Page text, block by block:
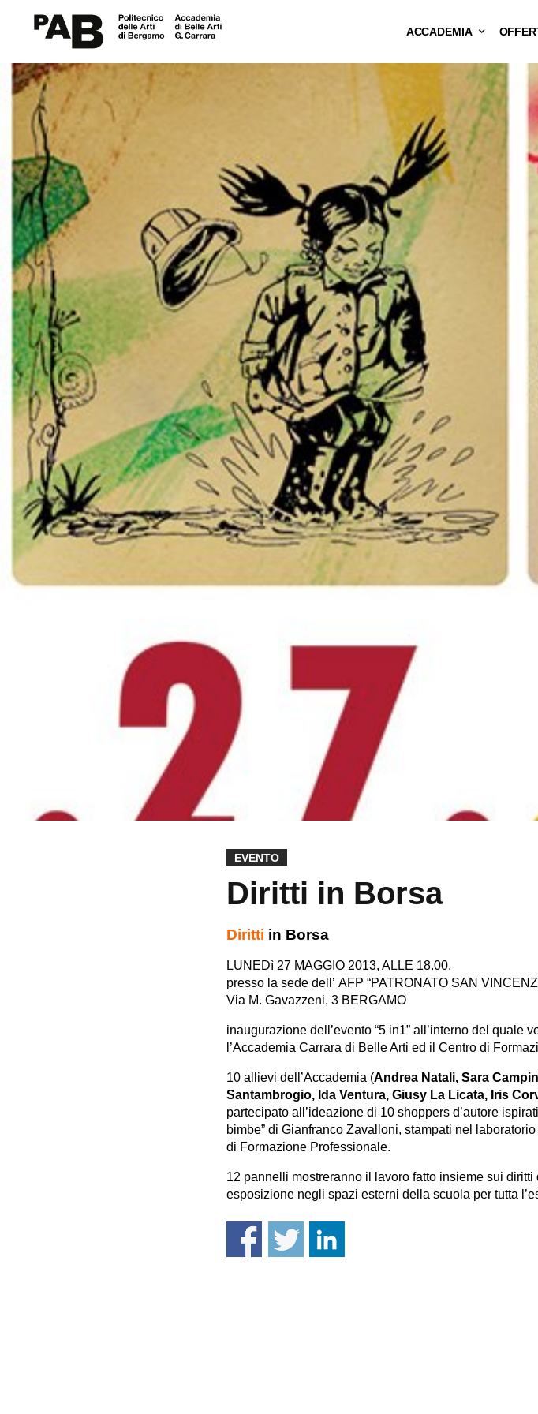
ACCADEMIA
EVENTO
Diritti in Borsa
Diritti in Borsa
LUNEDì 27 MAGGIO 2013, ALLE 18.00,
presso la sede dell’ AFP “PATRONATO SAN
Via M. Gavazzeni, 3 BERGAMO
inaugurazione dell’evento “5 in1” all’interno del quale
l’Accademia Carrara di Belle Arti ed il Centro di
10 allievi dell’Accademia (Andrea Natali, Sara
Santambrogio, Ida Ventura, Giusy La Licata, Iris
partecipato all’ideazione di 10 shoppers d’autore
bimbe” di Gianfranco Zavalloni, stampati nel
di Formazione Professionale.
12 pannelli mostreranno il lavoro fatto insieme sui
esposizione negli spazi esterni della scuola per tutta